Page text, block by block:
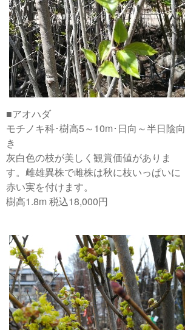
■アオハダ
モチノキ科･樹高5～10m･日向～半日陰向
き
灰白色の枝が美しく観賞価値がありま
す。雌雄異株で雌株は秋に枝いっぱいに
赤い実を付けます。
樹高1.8m 税込18,000円